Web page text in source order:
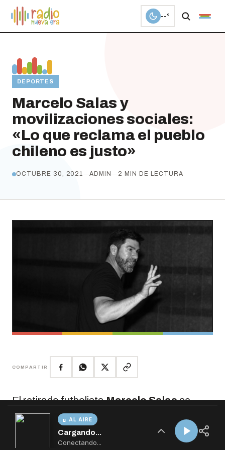
AL AIRE
Cargando...
Conectando...